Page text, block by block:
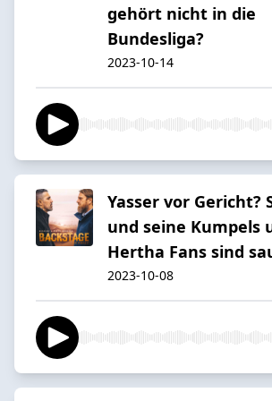
gehört nicht in die
Bundesliga?
2023-10-14
Yasser vor Gericht?
und seine Kumpels
Hertha Fans sind
2023-10-08